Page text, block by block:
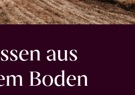
aus
Boden